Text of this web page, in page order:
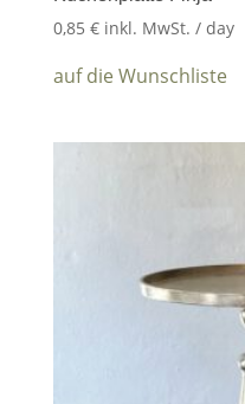
0,85 € inkl. MwSt. / day
auf die Wunschliste